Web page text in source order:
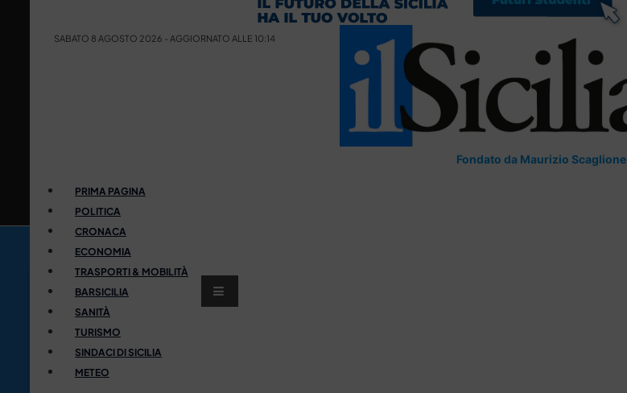
SABATO 8 AGOSTO 2026 - AGGIORNATO ALLE 10:14
Fondato da Maurizio Scaglione
PRIMA PAGINA
POLITICA
CRONACA
ECONOMIA
TRASPORTI & MOBILITÀ
BARSICILIA
SANITÀ
TURISMO
SINDACI DI SICILIA
METEO